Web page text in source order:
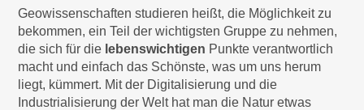
Geowissenschaften studieren heißt, die Möglichkeit zu
bekommen, ein Teil der wichtigsten Gruppe zu nehmen,
die sich für die lebenswichtigen Punkte verantwortlich
macht und einfach das Schönste, was um uns herum
liegt, kümmert. Mit der Digitalisierung und die
Industrialisierung der Welt hat man die Natur etwas